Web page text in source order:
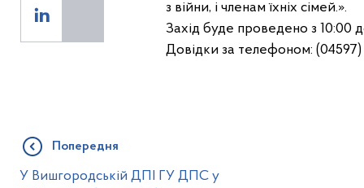
з війни, і членам їхніх сімей.».
Захід буде проведено з 10:00
Довідки за телефоном:
Попередня
У Вишгородській ДПІ ГУ ДПС у